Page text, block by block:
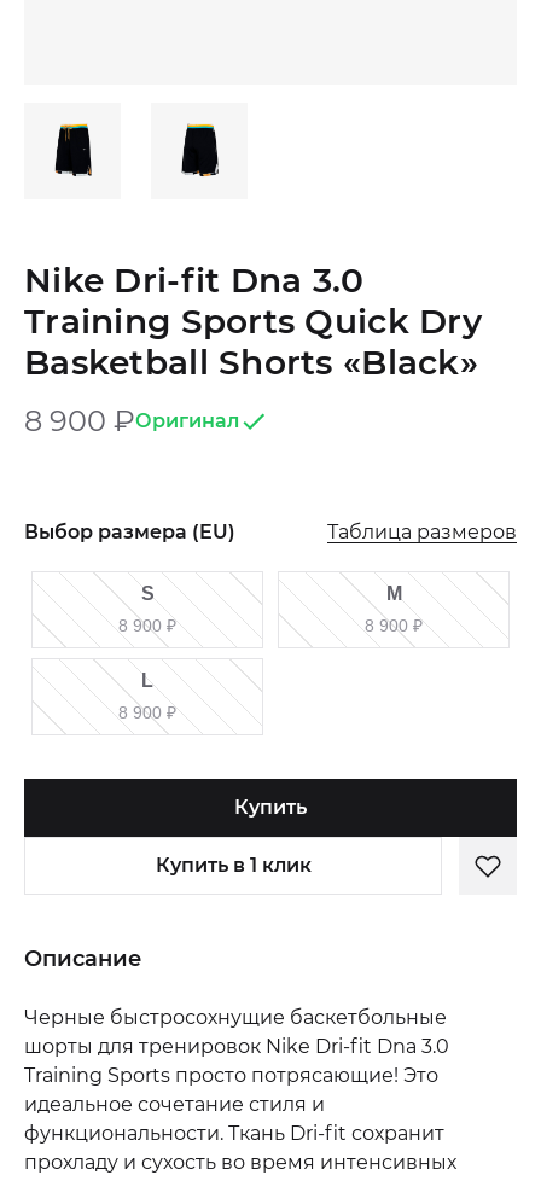
Nike Dri-fit Dna 3.0
Training Sports Quick Dry
Basketball Shorts «Black»
8 900 ₽Оригинал
Выбор размера (EU) Таблица размеров
S
8 900 ₽
M
8 900 ₽
L
8 900 ₽
Купить
Купить в 1 клик
Описание
Черные быстросохнущие баскетбольные
шорты для тренировок Nike Dri-fit Dna 3.0
Training Sports просто потрясающие! Это
идеальное сочетание стиля и
функциональности. Ткань Dri-fit сохранит
прохладу и сухость во время интенсивных